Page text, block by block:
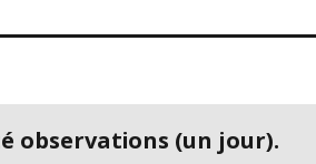
observations (un jour).